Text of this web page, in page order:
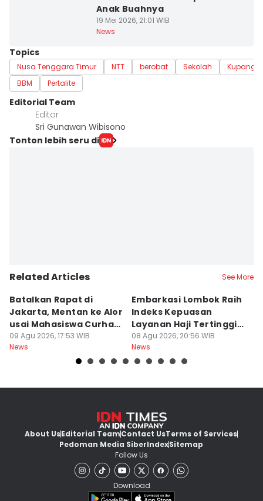
Anak Buahnya
19 Mei 2026, 21:01 WIB
News
Topics
Nusa Tenggara Timur NTT berobat Sekolah
Kupang
BBM
Pertalite
Editorial Team
Editor
Sri Gunawan Wibisono
Tonton lebih seru di
Related Articles See More
Batalkan Rapat di
Jakarta, Mentan ke Alor
usai Mahasiswa Curhat
Beras Mahal
09 Agu 2026, 17:53 WIB
News
Embarkasi Lombok Raih
Indeks Kepuasan
Layanan Haji Tertinggi
Nasional
08 Agu 2026, 20:56 WIB
News
About UsEditorial TeamContact UsTerms of Services
Pedoman Media SiberIndexSitemap
Follow Us
Download